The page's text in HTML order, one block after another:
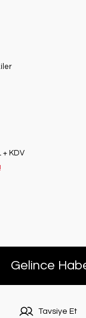
+ KDV
Gelince
Tavsiye Et